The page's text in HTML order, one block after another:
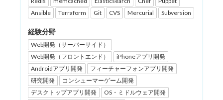
Ansible
Terraform Git CVS Mercurial Subversion
経験分野
Web開発（サーバーサイド）
Web開発（フロントエンド）
iPhoneアプリ開発
Androidアプリ開発
フィーチャーフォンアプリ開発
研究開発
コンシューマーゲーム開発
デスクトップアプリ開発
OS・ミドルウェア開発